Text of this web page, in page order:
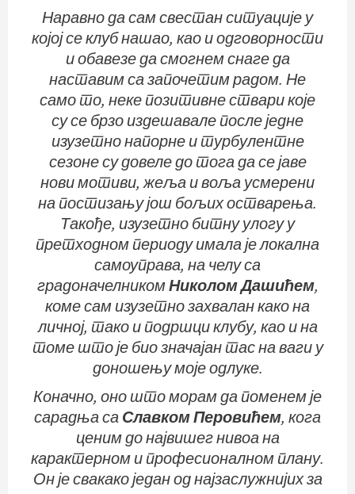
Наравно да сам свестан ситуације у
којој се клуб нашао, као и одговорности
и обавезе да смогнем снаге да
наставим са започетим радом. Не
само то, неке позитивне ствари које
су се брзо издешавале после једне
изузетно напорне и турбулентне
сезоне су довеле до тога да се јаве
нови мотиви, жеља и воља усмерени
на постизању још бољих остварења.
Такође, изузетно битну улогу у
претходном периоду имала је локална
самоуправа, на челу са
градоначелникомНиколом Дашићем,
коме сам изузетно захвалан како на
личној, тако и подршци клубу, као и на
томе што је био значајан тас на ваги у
доношењу моје одлуке.
Коначно, оно што морам да поменем је
сарадња саСлавком Перовићем, кога
ценим до највишег нивоа на
карактерном и професионалном плану.
Он је свакако један од најзаслужнијих за